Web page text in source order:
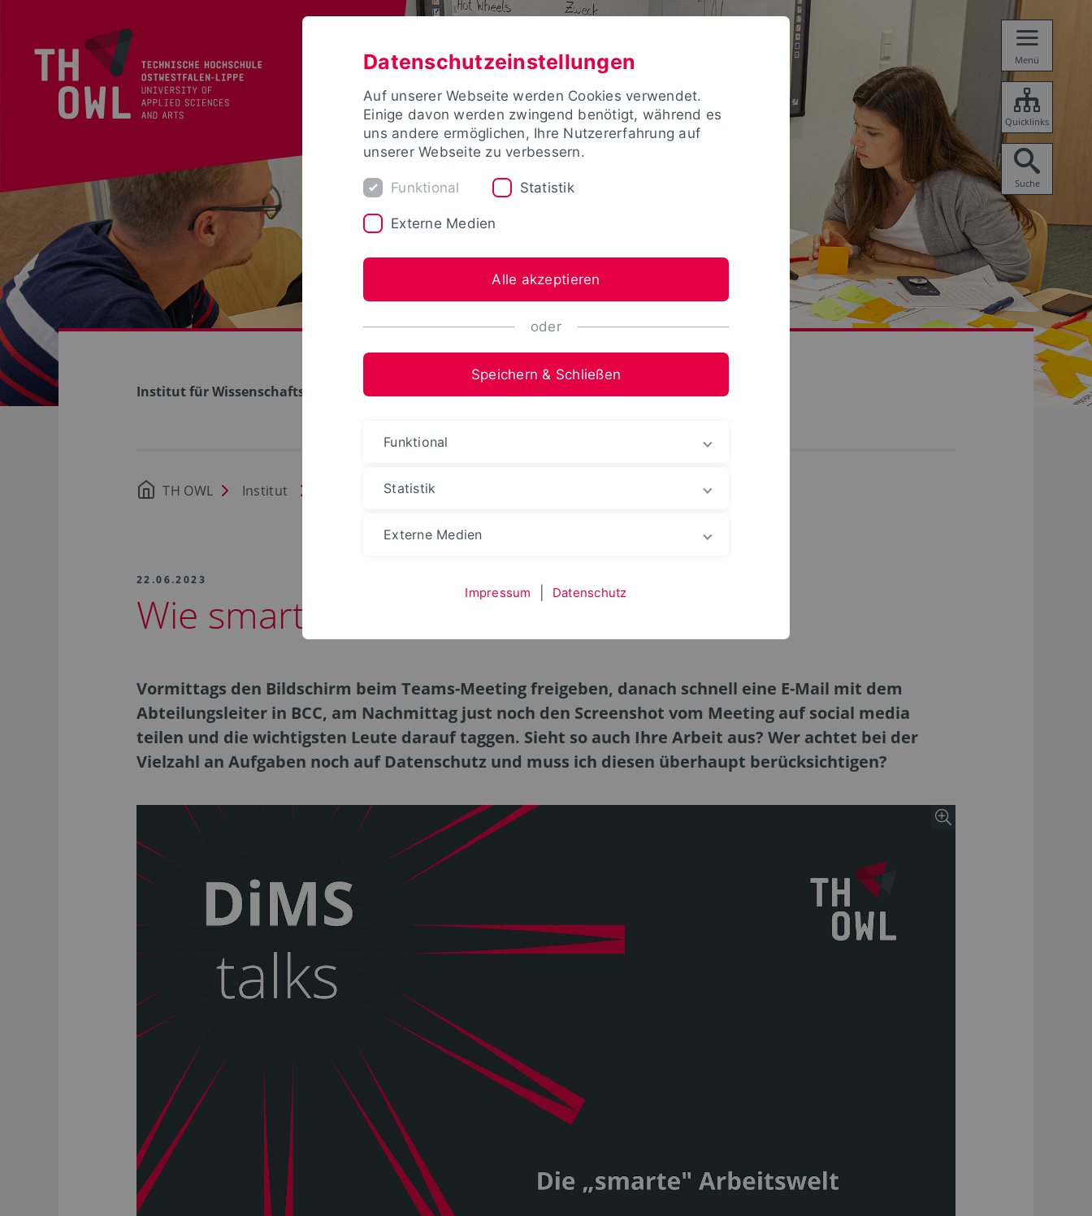
Menü
Quicklinks
Suche
Institut für Wissenschaftsdialog
TH OWL Institut
22.06.2023
Wie smart darf mein Arbeitsplatz sein?
Vormittags den Bildschirm beim Teams-Meeting freigeben, danach schnell eine E-Mail mit dem
Abteilungsleiter in BCC, am Nachmittag just noch den Screenshot vom Meeting auf social media
teilen und die wichtigsten Leute darauf taggen. Sieht so auch Ihre Arbeit aus? Wer achtet bei der
Vielzahl an Aufgaben noch auf Datenschutz und muss ich diesen überhaupt berücksichtigen?
Datenschutzeinstellungen
Auf unserer Webseite werden Cookies verwendet.
Einige davon werden zwingend benötigt, während es
uns andere ermöglichen, Ihre Nutzererfahrung auf
unserer Webseite zu verbessern.
Funktional Statistik
Externe Medien
Alle akzeptieren
oder
Speichern & Schließen
Funktional
Statistik
Externe Medien
Impressum Datenschutz